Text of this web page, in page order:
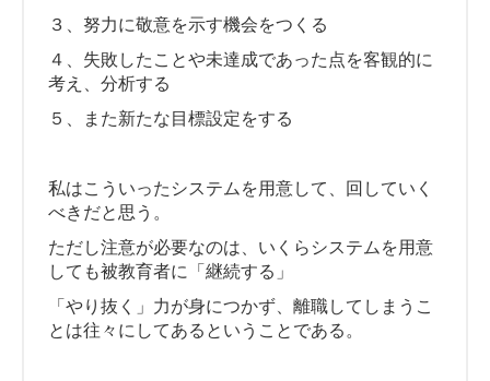
３、努力に敬意を示す機会をつくる
４、失敗したことや未達成であった点を客観的に
考え、分析する
５、また新たな目標設定をする
私はこういったシステムを用意して、回していく
べきだと思う。
ただし注意が必要なのは、いくらシステムを用意
しても被教育者に「継続する」
「やり抜く」力が身につかず、離職してしまうこ
とは往々にしてあるということである。